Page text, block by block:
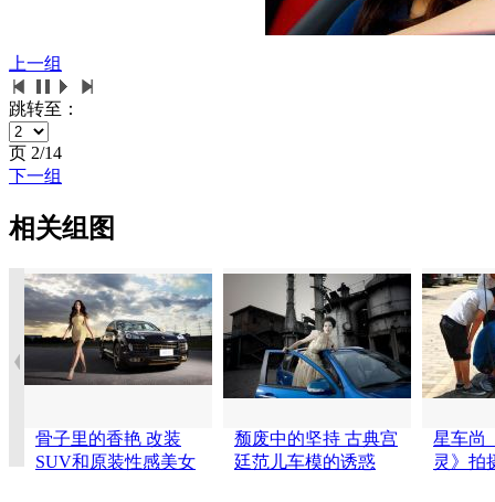
上一组
跳转至：
页 2/14
下一组
相关组图
骨子里的香艳 改装
SUV和原装性感美女
颓废中的坚持 古典宫
廷范儿车模的诱惑
星车尚
灵》拍